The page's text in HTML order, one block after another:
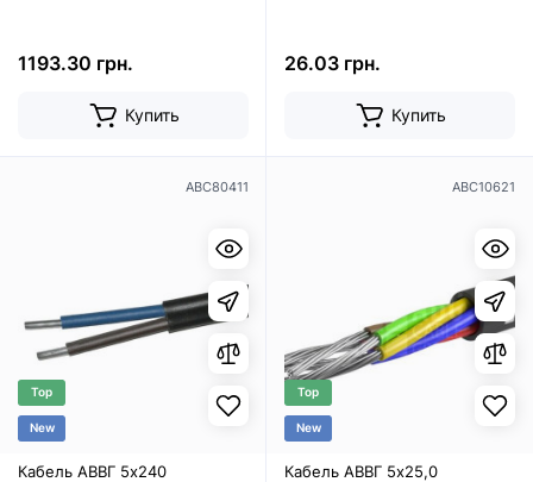
1193.30 грн.
Купить
26.03 грн.
Купить
ABC80411
Top
New
Кабель АВВГ 5х240
ABC10621
Top
New
Кабель АВВГ 5х25,0